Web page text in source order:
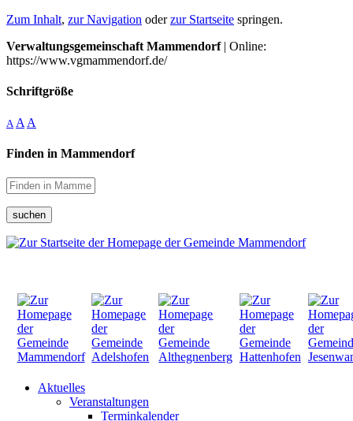
Zum Inhalt, zur Navigation oderzur Startseite springen.
Verwaltungsgemeinschaft Mammendorf| Online:
https://www.vgmammendorf.de/
Schriftgröße
A A A
Finden in Mammendorf
suchen
Aktuelles
Veranstaltungen
Terminkalender